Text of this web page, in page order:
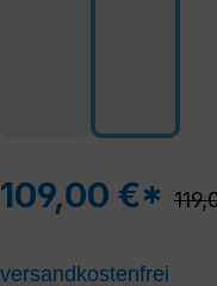
109,00 €*
versandkostenfrei